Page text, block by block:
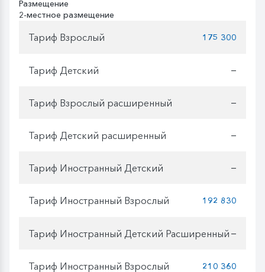
Размещение
2-местное размещение
Тариф Взрослый 175 300
Тариф Детский —
Тариф Взрослый расширенный —
Тариф Детский расширенный —
Тариф Иностранный Детский —
Тариф Иностранный Взрослый 192 830
Тариф Иностранный Детский Расширенный —
Тариф Иностранный Взрослый
210 360